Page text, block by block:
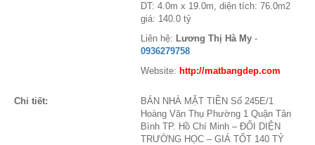
DT: 4.0m x 19.0m, diện tích: 76.0m2
giá: 140.0 tỷ
Liên hệ: Lương Thị Hà My -
0936279758
Website: http://matbangdep.com
Chi tiết:
BÁN NHÀ MẶT TIỀN Số 245E/1
Hoàng Văn Thụ Phường 1 Quận Tân
Bình TP. Hồ Chí Minh – ĐỐI DIỆN
TRƯỜNG HỌC – GIÁ TỐT 140 TỶ